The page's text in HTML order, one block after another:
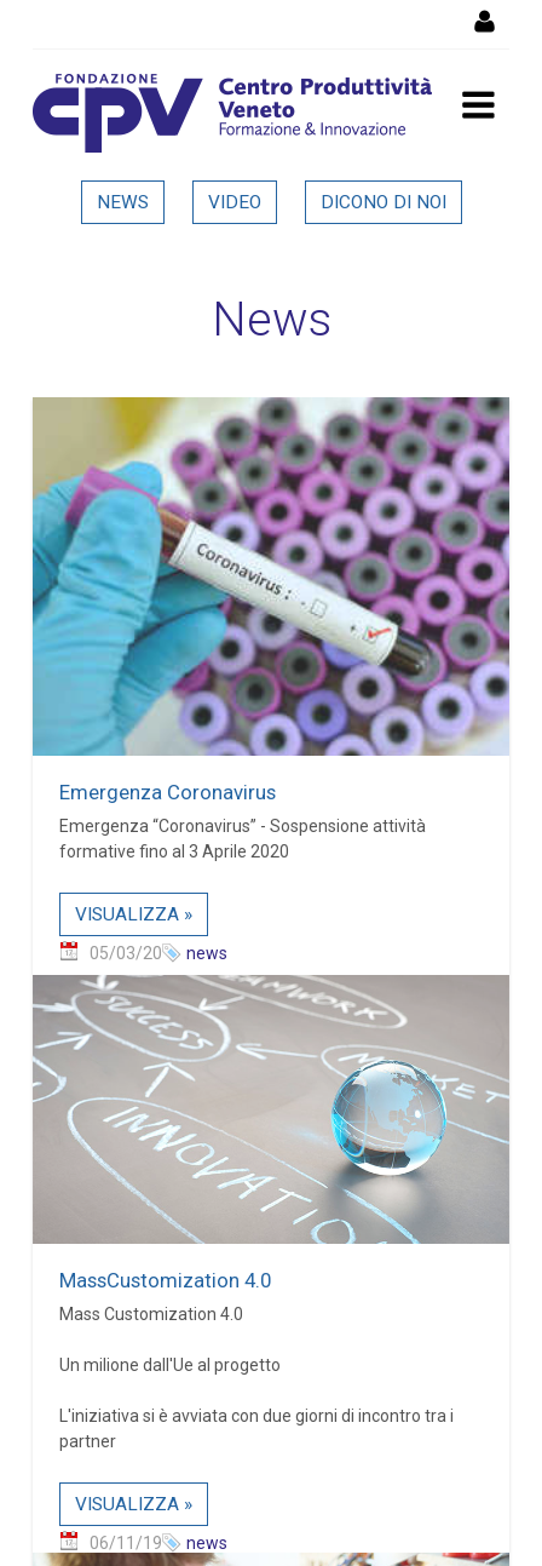
Dettaglio in evidenza
NEWS VIDEO DICONO DI NOI
News
Emergenza Coronavirus
Emergenza “Coronavirus” - Sospensione attività
formative fino al 3 Aprile 2020
VISUALIZZA »
05/03/20 news
MassCustomization 4.0
Mass Customization 4.0
Un milione dall'Ue al progetto
L'iniziativa si è avviata con due giorni di incontro tra i
partner
VISUALIZZA »
06/11/19 news